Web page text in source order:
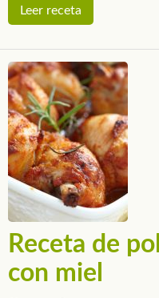
Leer receta
Receta de
con miel